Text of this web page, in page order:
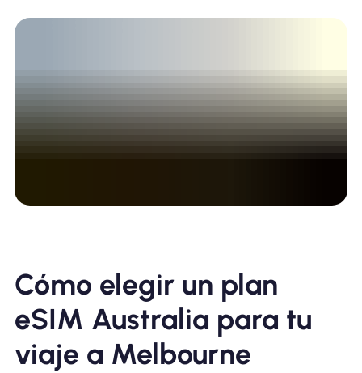
Cómo elegir un plan
eSIM Australia para tu
viaje a Melbourne